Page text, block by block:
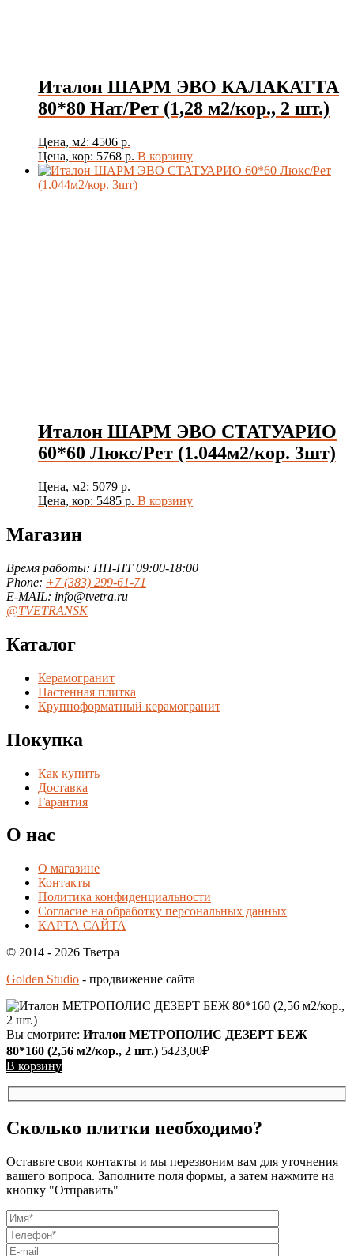
Италон ШАРМ ЭВО КАЛАКАТТА
80*80 Нат/Рет (1,28 м2/кор., 2 шт.)
Цена, м2: 4506 р.
Цена, кор: 5768 р. В корзину
Италон ШАРМ ЭВО СТАТУАРИО
60*60 Люкс/Рет (1.044м2/кор. 3шт)
Цена, м2: 5079 р.
Цена, кор: 5485 р. В корзину
Магазин
Время работы: ПН-ПТ 09:00-18:00
Phone: +7 (383) 299-61-71
E-MAIL: info@tvetra.ru
@TVETRANSK
Каталог
Керамогранит
Настенная плитка
Крупноформатный керамогранит
Покупка
Как купить
Доставка
Гарантия
О нас
О магазине
Контакты
Политика конфиденциальности
Согласие на обработку персональных данных
КАРТА САЙТА
© 2014 - 2026 Тветра
Golden Studio - продвижение сайта
Вы смотрите: Италон МЕТРОПОЛИС ДЕЗЕРТ БЕЖ
80*160 (2,56 м2/кор., 2 шт.) 5423,00₽
В корзину
Сколько плитки необходимо?
Оставьте свои контакты и мы перезвоним вам для уточнения
вашего вопроса. Заполните поля формы, а затем нажмите на
кнопку "Отправить"